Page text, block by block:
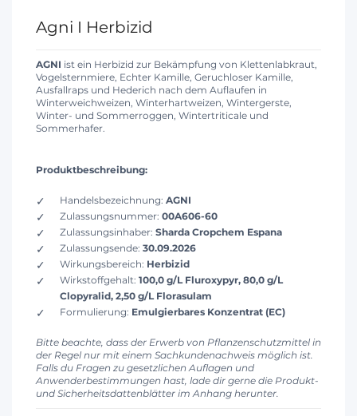
Agni I Herbizid
AGNI ist ein Herbizid zur Bekämpfung von Klettenlabkraut,
Vogelsternmiere, Echter Kamille, Geruchloser Kamille,
Ausfallraps und Hederich nach dem Auflaufen in
Winterweichweizen, Winterhartweizen, Wintergerste,
Winter- und Sommerroggen, Wintertriticale und
Sommerhafer.
Produktbeschreibung:
Handelsbezeichnung: AGNI
Zulassungsnummer: 00A606-60
Zulassungsinhaber: Sharda Cropchem Espana
Zulassungsende: 30.09.2026
Wirkungsbereich: Herbizid
Wirkstoffgehalt: 100,0 g/L Fluroxypyr, 80,0 g/L
Clopyralid, 2,50 g/L Florasulam
Formulierung: Emulgierbares Konzentrat (EC)
Bitte beachte, dass der Erwerb von Pflanzenschutzmittel in
der Regel nur mit einem Sachkundenachweis möglich ist.
Falls du Fragen zu gesetzlichen Auflagen und
Anwenderbestimmungen hast, lade dir gerne die Produkt-
und Sicherheitsdattenblätter im Anhang herunter.